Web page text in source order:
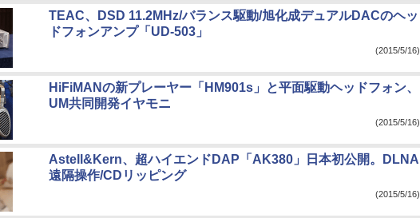
TEAC、DSD 11.2MHz/バランス駆動/旭化成デュアルDACのヘッ
ドフォンアンプ「UD-503」
(2015/5/16)
HiFiMANの新プレーヤー「HM901s」と平面駆動ヘッドフォン、
UM共同開発イヤモニ
(2015/5/16)
Astell&Kern、超ハイエンドDAP「AK380」日本初公開。DLNA
遠隔操作/CDリッピング
(2015/5/16)